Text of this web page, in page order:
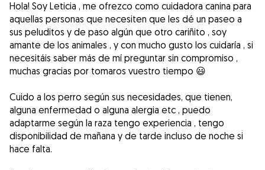
Hola! Soy Leticia , me ofrezco como cuidadora canina para
aquellas personas que necesiten que les dé un paseo a
sus peluditos y de paso algún que otro cariñito , soy
amante de los animales , y con mucho gusto los cuidaría , si
necesitáis saber más de mí preguntar sin compromiso ,
muchas gracias por tomaros vuestro tiempo 😃
Cuido a los perro según sus necesidades, que tienen,
alguna enfermedad o alguna alergia etc , puedo
adaptarme según la raza tengo experiencia , tengo
disponibilidad de mañana y de tarde incluso de noche si
hace falta.